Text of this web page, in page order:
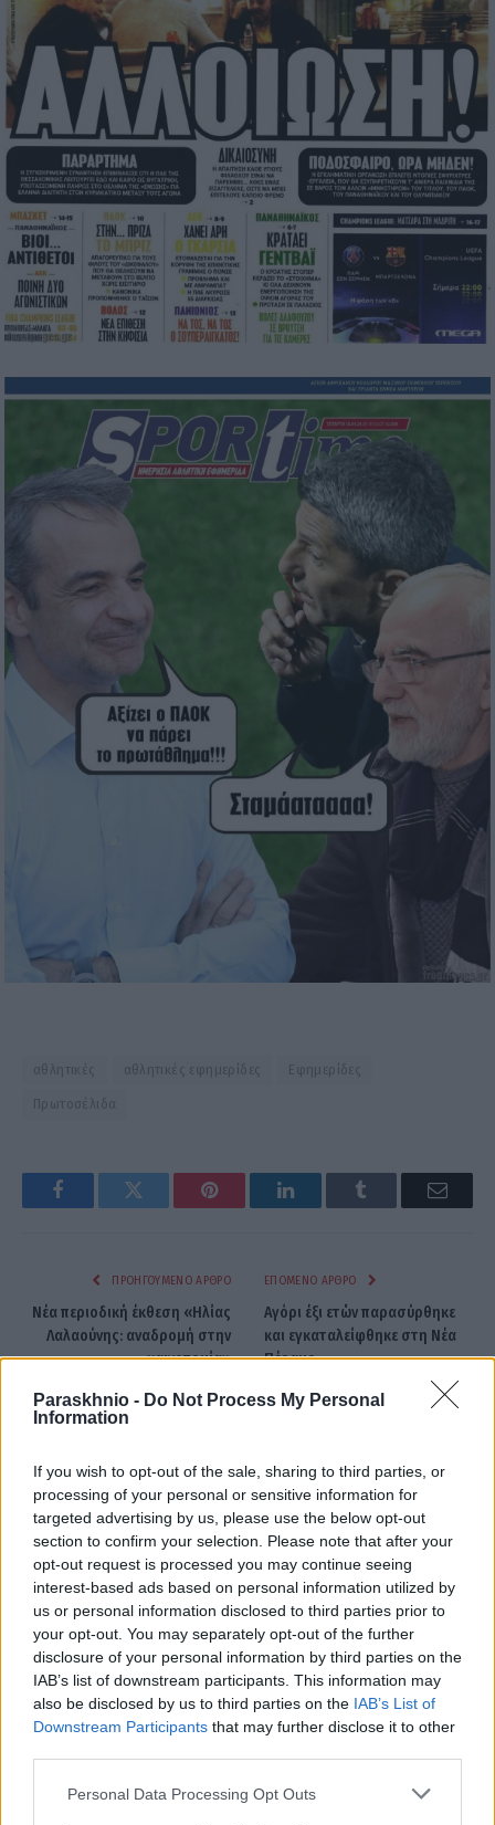
Paraskhnio - Do Not Process My Personal
Information
If you wish to opt-out of the sale, sharing to third parties, or
processing of your personal or sensitive information for
targeted advertising by us, please use the below opt-out
section to confirm your selection. Please note that after your
opt-out request is processed you may continue seeing
interest-based ads based on personal information utilized by
us or personal information disclosed to third parties prior to
your opt-out. You may separately opt-out of the further
disclosure of your personal information by third parties on the
IAB’s list of downstream participants. This information may
also be disclosed by us to third parties on the IAB’s List of
Downstream Participants that may further disclose it to other
Please note that this website/app uses one or more Google
Personal Data Processing Opt Outs
αθλητικές αθλητικές εφημερίδες Εφημερίδες
Πρωτοσέλιδα
FacebookTwitter Pinterest LinkedInTumblr Email
ΠΡΟΗΓΟΎΜΕΝΟ ΆΡΘΡΟ
Νέα περιοδική έκθεση «Ηλίας
Λαλαούνης: αναδρομή στην
καινοτομία»
ΕΠΌΜΕΝΟ ΆΡΘΡΟ
Αγόρι έξι ετών παρασύρθηκε
και εγκαταλείφθηκε στη Νέα
Πέραμο
ΕΛΕΑΝΑ ΖΑΜΠΑΡΑ
ΣΧΕΤΙΚΑΑΡΘΡΑ